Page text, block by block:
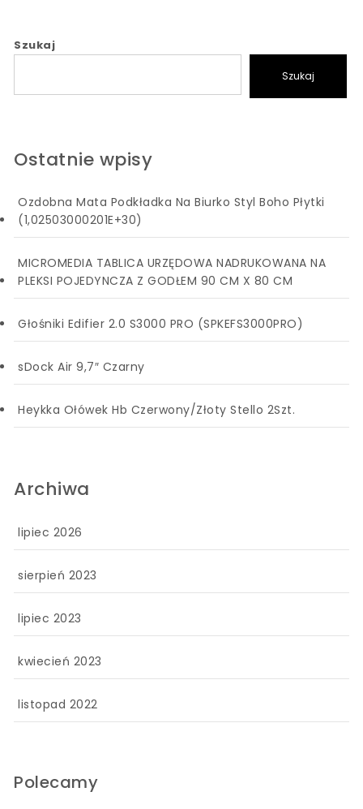
Szukaj
Szukaj
Ostatnie wpisy
Ozdobna Mata Podkładka Na Biurko Styl Boho Płytki
(1,02503000201E+30)
MICROMEDIA TABLICA URZĘDOWA NADRUKOWANA NA
PLEKSI POJEDYNCZA Z GODŁEM 90 CM X 80 CM
Głośniki Edifier 2.0 S3000 PRO (SPKEFS3000PRO)
sDock Air 9,7″ Czarny
Heykka Ołówek Hb Czerwony/Złoty Stello 2Szt.
Archiwa
lipiec 2026
sierpień 2023
lipiec 2023
kwiecień 2023
listopad 2022
Polecamy